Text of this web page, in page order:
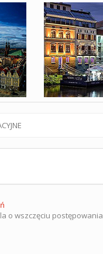
o wszczęciu